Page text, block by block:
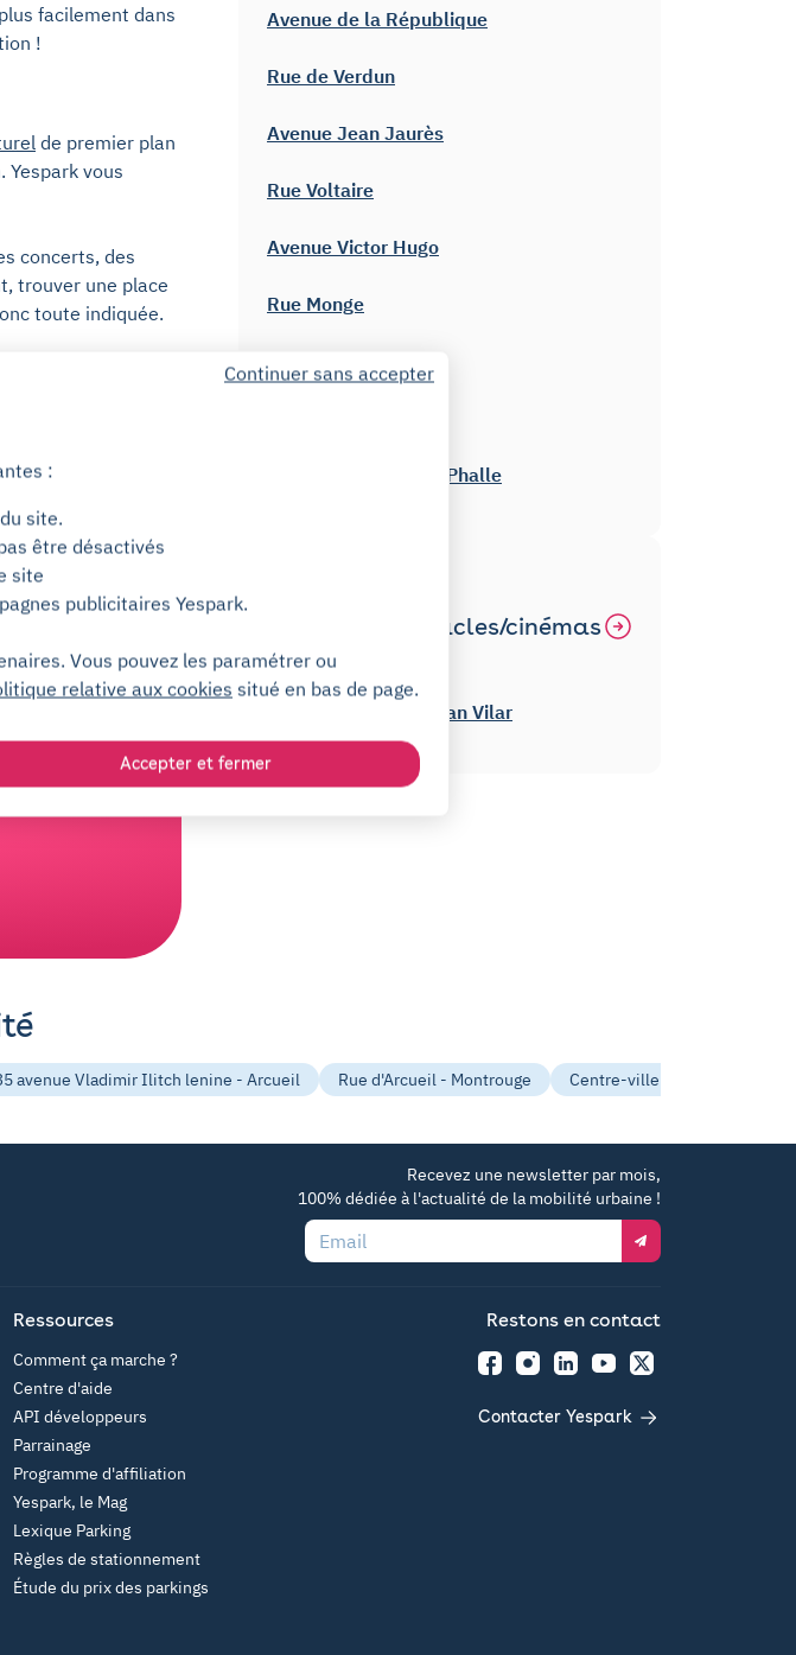
facilement dans
!
de premier plan
Yespark vous
concerts, des
trouver une place
toute indiquée.
Yespark, vous
quartier pour
couvert et
avec notre
gratuite de 2
ouverture un
Avenue de la République
Rue de Verdun
Avenue Jean Jaurès
Rue Voltaire
Avenue Victor Hugo
Rue Monge
Rue Paul Bert
Jardin Niki de Saint-Phalle
théâtres/spectacles/cinémas
à Arcueil
Espace Municipal Jean Vilar
avenue Vladimir Ilitch lenine - Arcueil Rue d'Arcueil - Montrouge Centre-ville - rue d'Arcueil -
Recevez une newsletter par mois,
100% dédiée à l'actualité de la mobilité urbaine !
Email
Ressources
Comment ça marche ?
Centre d'aide
API développeurs
Parrainage
Programme d'affiliation
Yespark, le Mag
Lexique Parking
Règles de stationnement
Étude du prix des parkings
Restons en contact
FacebookInstagramLinkedInYouTubeTwitter
Contacter Yespark
Continuer sans accepter
:
site.
être désactivés
site
publicitaires Yespark.
Vous pouvez les paramétrer ou
relative aux cookies situé en bas de page.
Accepter et fermer